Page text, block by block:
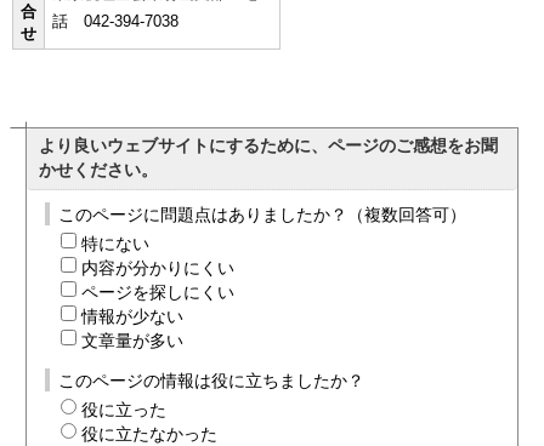
合
せ
話 042-394-7038
より良いウェブサイトにするために、ページのご感想をお聞
かせください。
このページに問題点はありましたか？（複数回答可）
特にない
内容が分かりにくい
ページを探しにくい
情報が少ない
文章量が多い
このページの情報は役に立ちましたか？
役に立った
役に立たなかった